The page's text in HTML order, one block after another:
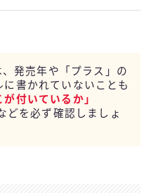
発売年や「プラス」の
書かれていないことも
が付いているか」
どを必ず確認しましょ